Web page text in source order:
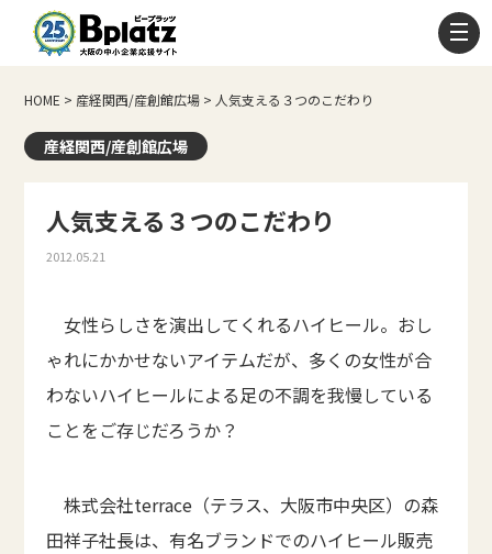
HOME > 産経関西/産創館広場 > 人気支える３つのこだわり
産経関西/産創館広場
人気支える３つのこだわり
2012.05.21
女性らしさを演出してくれるハイヒール。おし
ゃれにかかせないアイテムだが、多くの女性が合
わないハイヒールによる足の不調を我慢している
ことをご存じだろうか？
株式会社terrace（テラス、大阪市中央区）の森
田祥子社長は、有名ブランドでのハイヒール販売